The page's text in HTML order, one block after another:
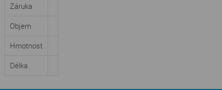
Záruka
Objem
Hmotnost
Délka